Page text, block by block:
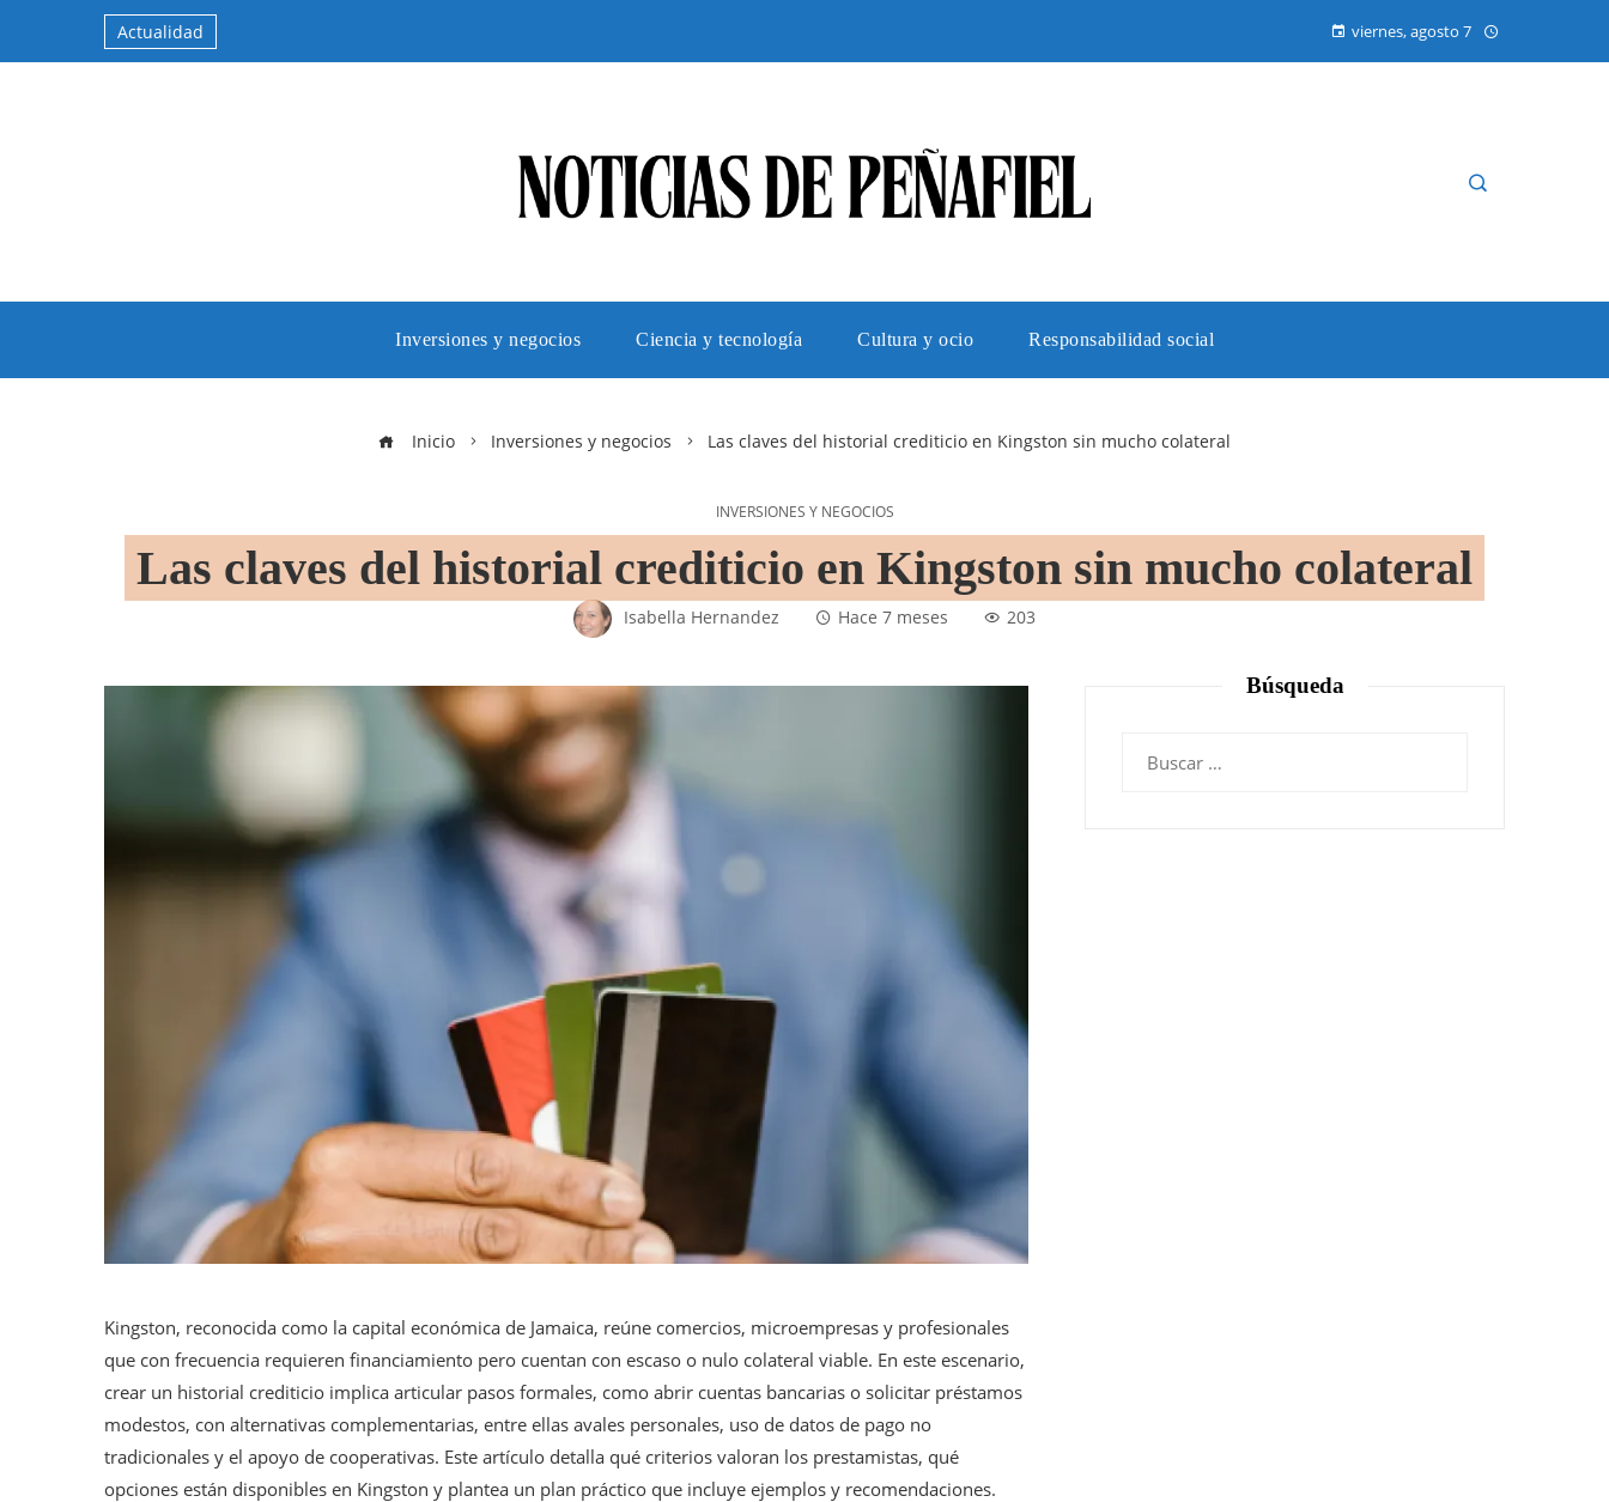
Actualidad viernes, agosto 7
Inversiones y negocios Ciencia y tecnología Cultura y ocio Responsabilidad social
Inicio Inversiones y negocios Las claves del historial crediticio en Kingston sin mucho colateral
INVERSIONES Y NEGOCIOS
Las claves del historial crediticio en Kingston sin mucho colateral
Isabella Hernandez Hace 7 meses 203
Kingston, reconocida como la capital económica de Jamaica, reúne comercios, microempresas y profesionales
que con frecuencia requieren financiamiento pero cuentan con escaso o nulo colateral viable. En este escenario,
crear un historial crediticio implica articular pasos formales, como abrir cuentas bancarias o solicitar préstamos
modestos, con alternativas complementarias, entre ellas avales personales, uso de datos de pago no
tradicionales y el apoyo de cooperativas. Este artículo detalla qué criterios valoran los prestamistas, qué
opciones están disponibles en Kingston y plantea un plan práctico que incluye ejemplos y recomendaciones.
Búsqueda